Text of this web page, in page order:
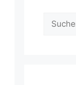
Suchen
nach: